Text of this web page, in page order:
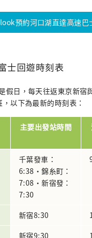
預約河口湖直達高速巴
士回遊時刻表
假日，每天往返東京新宿
以下為最新的時刻表：
主要出發站時間
千葉發車：
6:38・錦糸町：
7:08・新宿發：
7:30
新宿8:30
新宿9:30